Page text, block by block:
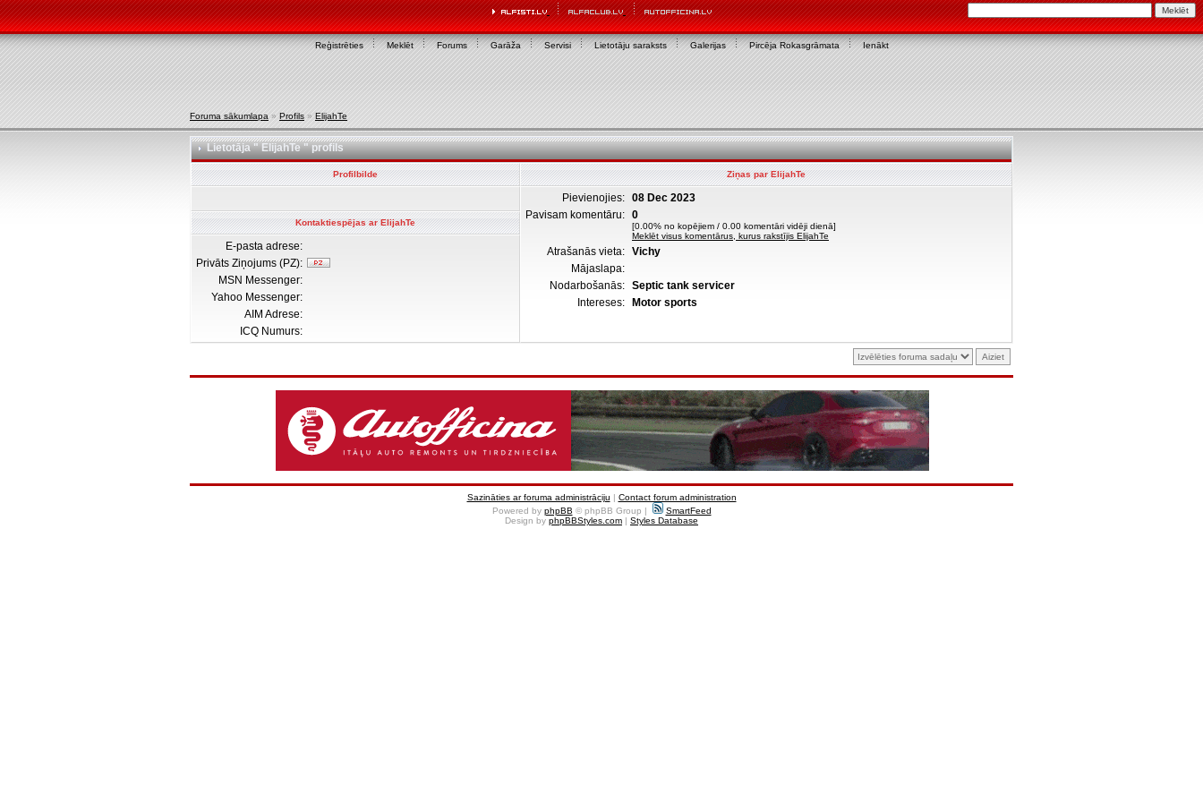
Reģistrēties Meklēt Forums Garāža Servisi Lietotāju saraksts Galerijas Pircēja Rokasgrāmata Ienākt
Foruma sākumlapa » Profils » ElijahTe
Lietotāja " ElijahTe " profils
Profilbilde Ziņas par ElijahTe
Pievienojies: 08 Dec 2023
Pavisam komentāru: 0
[0.00% no kopējiem / 0.00 komentāri vidēji dienā]
Meklēt visus komentārus, kurus rakstījis ElijahTe
Atrašanās vieta: Vichy
Mājaslapa:
Nodarbošanās: Septic tank servicer
Intereses:
Motor sports
Kontaktiespējas ar ElijahTe
E-pasta adrese:
Privāts Ziņojums (PZ):
MSN Messenger:
Yahoo Messenger:
AIM Adrese:
ICQ Numurs:
Sazināties ar foruma administrāciju | Contact forum administration
Powered by phpBB © phpBB Group |
SmartFeed
Design by phpBBStyles.com | Styles Database